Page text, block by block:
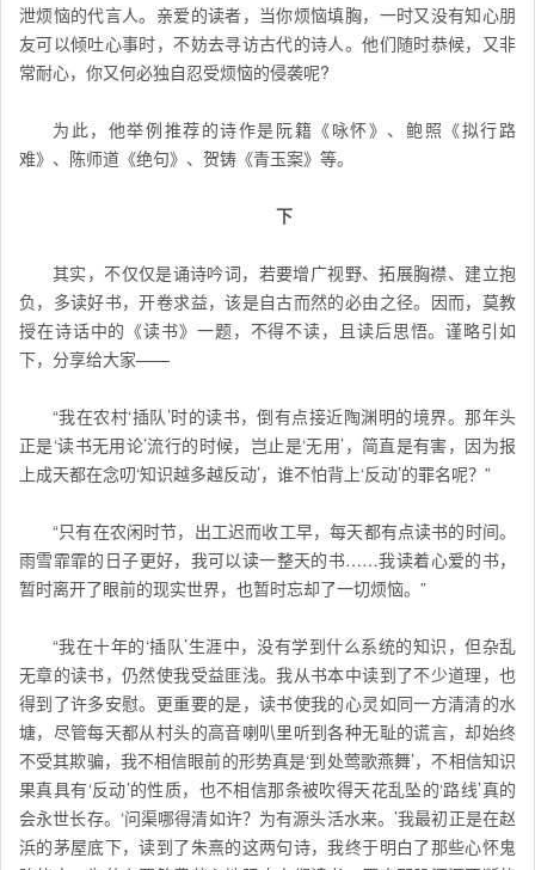
泄烦恼的代言人。亲爱的读者，当你烦恼填胸，一时又没有知心朋
友可以倾吐心事时，不妨去寻访古代的诗人。他们随时恭候，又非
常耐心，你又何必独自忍受烦恼的侵袭呢?
为此，他举例推荐的诗作是阮籍《咏怀》、鲍照《拟行路
难》、陈师道《绝句》、贺铸《青玉案》等。
下
其实，不仅仅是诵诗吟词，若要增广视野、拓展胸襟、建立抱
负，多读好书，开卷求益，该是自古而然的必由之径。因而，莫教
授在诗话中的《读书》一题，不得不读，且读后思悟。谨略引如
下，分享给大家——
“我在农村‘插队’时的读书，倒有点接近陶渊明的境界。那年头
正是‘读书无用论’流行的时候，岂止是‘无用’，简直是有害，因为报
上成天都在念叨‘知识越多越反动’，谁不怕背上‘反动’的罪名呢？”
“只有在农闲时节，出工迟而收工早，每天都有点读书的时间。
雨雪霏霏的日子更好，我可以读一整天的书……我读着心爱的书，
暂时离开了眼前的现实世界，也暂时忘却了一切烦恼。”
“我在十年的‘插队’生涯中，没有学到什么系统的知识，但杂乱
无章的读书，仍然使我受益匪浅。我从书本中读到了不少道理，也
得到了许多安慰。更重要的是，读书使我的心灵如同一方清清的水
塘，尽管每天都从村头的高音喇叭里听到各种无耻的谎言，却始终
不受其欺骗，我不相信眼前的形势真是‘到处莺歌燕舞’，不相信知识
果真具有‘反动’的性质，也不相信那条被吹得天花乱坠的‘路线’真的
会永世长存。‘问渠哪得清如许？为有源头活水来。’我最初正是在赵
浜的茅屋底下，读到了朱熹的这两句诗，我终于明白了那些心怀鬼